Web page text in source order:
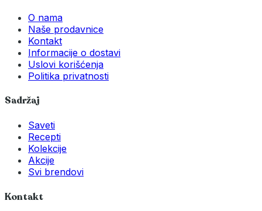
O nama
Naše prodavnice
Kontakt
Informacije o dostavi
Uslovi korišćenja
Politika privatnosti
Sadržaj
Saveti
Recepti
Kolekcije
Akcije
Svi brendovi
Kontakt